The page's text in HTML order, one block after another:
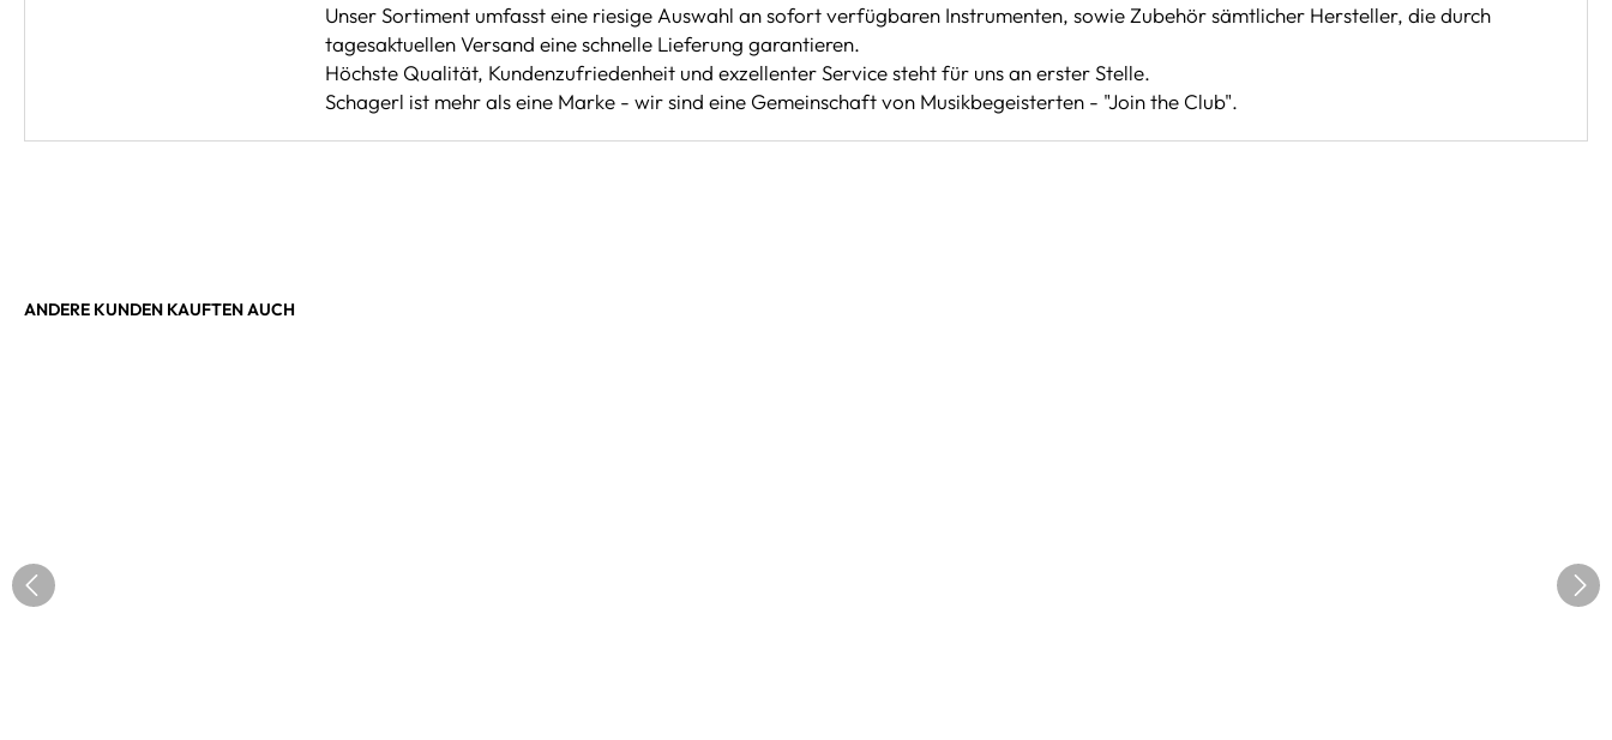
Unser Sortiment umfasst eine riesige Auswahl an sofort verfügbaren Instrumenten, sowie Zubehör sämtlicher Hersteller, die durch
tagesaktuellen Versand eine schnelle Lieferung garantieren.
Höchste Qualität, Kundenzufriedenheit und exzellenter Service steht für uns an erster Stelle.
Schagerl ist mehr als eine Marke - wir sind eine Gemeinschaft von Musikbegeisterten - "Join the Club".
ANDERE KUNDEN KAUFTEN AUCH